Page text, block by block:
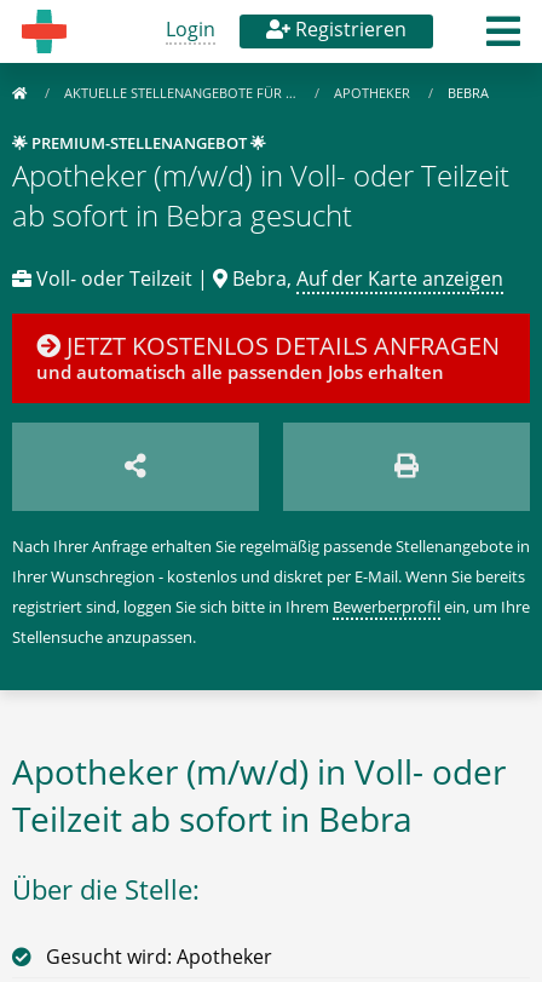
Login Registrieren
AKTUELLE STELLENANGEBOTE FÜR … APOTHEKER BEBRA
🌟 PREMIUM-STELLENANGEBOT 🌟
Apotheker (m/w/d) in Voll- oder Teilzeit
ab sofort in Bebra gesucht
Voll- oder Teilzeit | Bebra, Auf der Karte anzeigen
JETZT KOSTENLOS DETAILS ANFRAGEN
und automatisch alle passenden Jobs erhalten
Nach Ihrer Anfrage erhalten Sie regelmäßig passende Stellenangebote in
Ihrer Wunschregion - kostenlos und diskret per E-Mail. Wenn Sie bereits
registriert sind, loggen Sie sich bitte in Ihrem Bewerberprofilein, um Ihre
Stellensuche anzupassen.
Apotheker (m/w/d) in Voll- oder
Teilzeit ab sofort in Bebra
Über die Stelle:
Gesucht wird: Apotheker